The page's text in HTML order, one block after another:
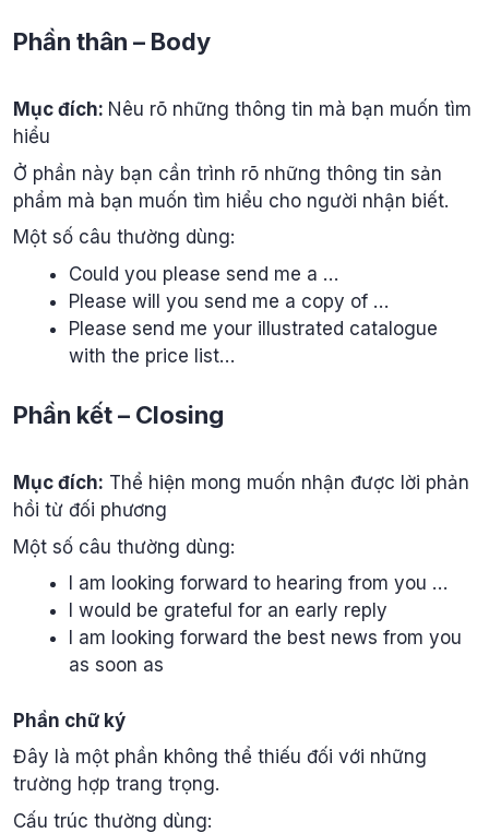
Phần thân – Body
Mục đích: Nêu rõ những thông tin mà bạn muốn tìm
hiểu
Ở phần này bạn cần trình rõ những thông tin sản
phẩm mà bạn muốn tìm hiểu cho người nhận biết.
Một số câu thường dùng:
Could you please send me a …
Please will you send me a copy of …
Please send me your illustrated catalogue
with the price list…
Phần kết – Closing
Mục đích: Thể hiện mong muốn nhận được lời phản
hồi từ đối phương
Một số câu thường dùng:
I am looking forward to hearing from you …
I would be grateful for an early reply
I am looking forward the best news from you
as soon as
Phần chữ ký
Đây là một phần không thể thiếu đối với những
trường hợp trang trọng.
Cấu trúc thường dùng: